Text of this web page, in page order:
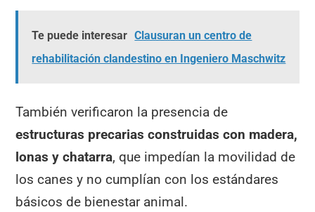
Te puede interesar Clausuran un centro de
rehabilitación clandestino en Ingeniero Maschwitz
También verificaron la presencia de
estructuras precarias construidas con madera,
lonas y chatarra, que impedían la movilidad de
los canes y no cumplían con los estándares
básicos de bienestar animal.